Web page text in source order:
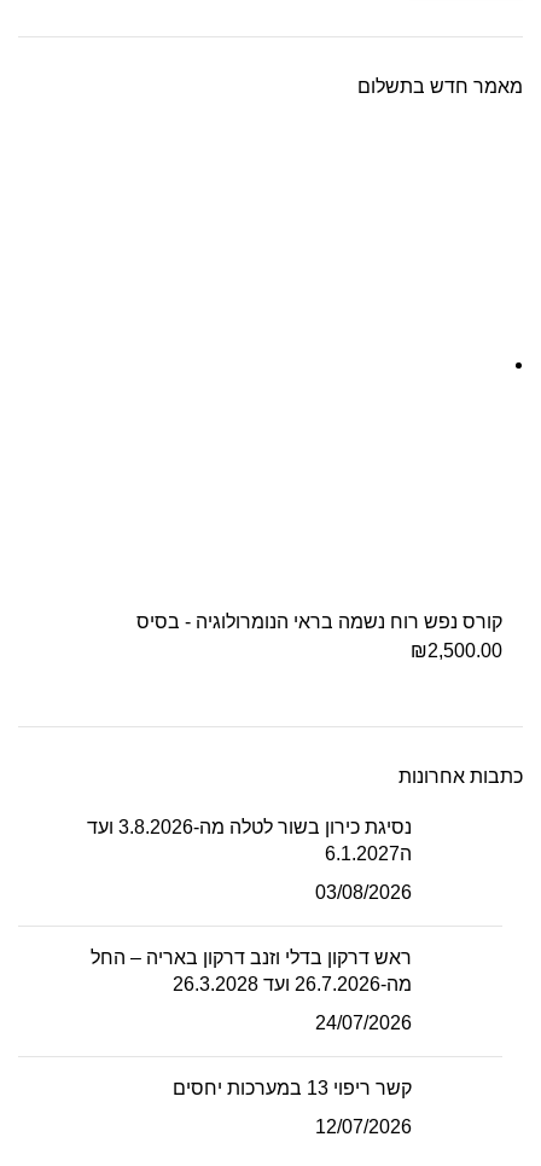
מאמר חדש בתשלום
קורס נפש רוח נשמה בראי הנומרולוגיה - בסיס
₪2,500.00
כתבות אחרונות
נסיגת כירון בשור לטלה מה-3.8.2026 ועד
ה6.1.2027
03/08/2026
ראש דרקון בדלי וזנב דרקון באריה – החל
מה-26.7.2026 ועד 26.3.2028
24/07/2026
קשר ריפוי 13 במערכות יחסים
12/07/2026